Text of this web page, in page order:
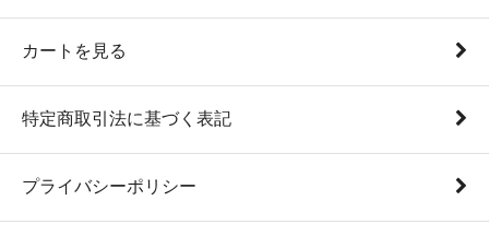
カートを見る
特定商取引法に基づく表記
プライバシーポリシー